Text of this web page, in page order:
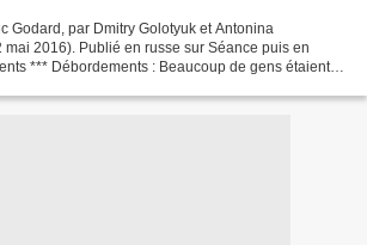
Godard, par Dmitry Golotyuk et Antonina
mai 2016). Publié en russe sur Séance puis en
*** Débordements : Beaucoup de gens étaient